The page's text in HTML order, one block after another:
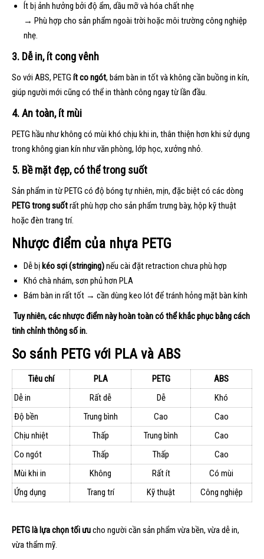
Ít bị ảnh hưởng bởi độ ẩm, dầu mỡ và hóa chất nhẹ
→ Phù hợp cho sản phẩm ngoài trời hoặc môi trường công nghiệp
nhẹ.
3. Dễ in, ít cong vênh
So với ABS, PETG ít co ngót, bám bàn in tốt và không cần buồng in kín,
giúp người mới cũng có thể in thành công ngay từ lần đầu.
4. An toàn, ít mùi
PETG hầu như không có mùi khó chịu khi in, thân thiện hơn khi sử dụng
trong không gian kín như văn phòng, lớp học, xưởng nhỏ.
5. Bề mặt đẹp, có thể trong suốt
Sản phẩm in từ PETG có độ bóng tự nhiên, mịn, đặc biệt có các dòng
PETG trong suốtrất phù hợp cho sản phẩm trưng bày, hộp kỹ thuật
hoặc đèn trang trí.
Nhược điểm của nhựa PETG
Dễ bị kéo sợi (stringing)nếu cài đặt retraction chưa phù hợp
Khó chà nhám, sơn phủ hơn PLA
Bám bàn in rất tốt → cần dùng keo lót để tránh hỏng mặt bàn kính
Tuy nhiên, các nhược điểm này hoàn toàn có thể khắc phục bằng cách
tinh chỉnh thông số in.
So sánh PETG với PLA và ABS
Tiêu chí PLA PETG
ABS
Dễ in
Rất dễ Dễ
Khó
Độ bền
Trung bình Cao
Cao
Chịu nhiệt
Thấp Trung bình
Cao
Co ngót
Thấp Thấp
Cao
Mùi khi in
Không Rất ít
Có mùi
Ứng dụng
Trang trí Kỹ thuật Công nghiệp
PETG là lựa chọn tối ưucho người cần sản phẩm vừa bền, vừa dễ in,
vừa thẩm mỹ.